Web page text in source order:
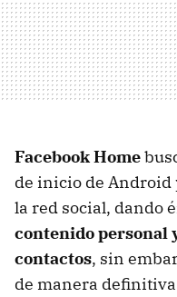
Facebook Home
de inicio de Android
la red social, dando
contenido personal
contactos, sin
de manera